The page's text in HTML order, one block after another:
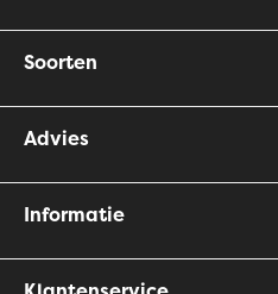
Soorten
Advies
Informatie